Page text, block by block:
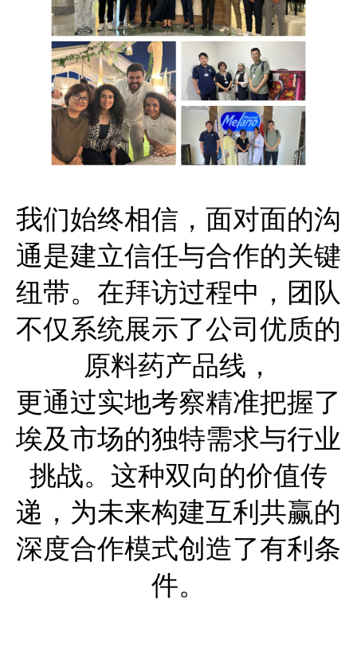
我们始终相信，面对面的沟
通是建立信任与合作的关键
纽带。在拜访过程中，团队
不仅系统展示了公司优质的
原料药产品线，
更通过实地考察精准把握了
埃及市场的独特需求与行业
挑战。这种双向的价值传
递，为未来构建互利共赢的
深度合作模式创造了有利条
件。